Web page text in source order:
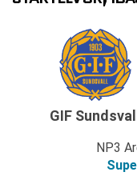
GIF Sundsvall
NP3